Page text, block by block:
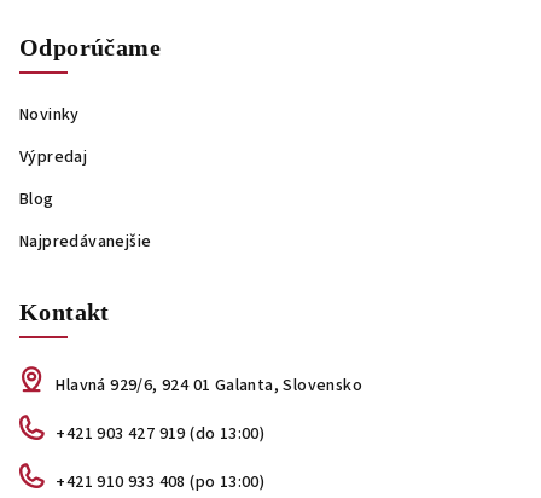
Odporúčame
Novinky
Výpredaj
Blog
Najpredávanejšie
Kontakt
Hlavná 929/6, 924 01 Galanta, Slovensko
+421 903 427 919 (do 13:00)
+421 910 933 408 (po 13:00)